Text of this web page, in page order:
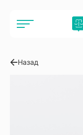
Назад